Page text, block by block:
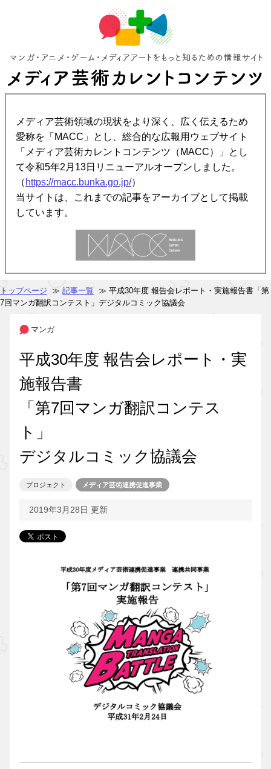
メディア芸術領域の現状をより深く、広く伝えるため
愛称を「MACC」とし、総合的な広報用ウェブサイト
「メディア芸術カレントコンテンツ（MACC）」とし
て令和5年2月13日リニューアルオープンしました。
（ https://macc.bunka.go.jp/）
当サイトは、これまでの記事をアーカイブとして掲載
しています。
トップページ ≫ 記事一覧 ≫ 平成30年度 報告会レポート・実施報告書「第
7回マンガ翻訳コンテスト」デジタルコミック協議会
マンガ
平成30年度 報告会レポート・実
施報告書
「第7回マンガ翻訳コンテス
ト」
デジタルコミック協議会
プロジェクト メディア芸術連携促進事業
2019年3月28日 更新